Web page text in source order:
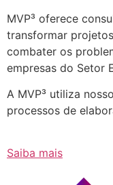
MVP³ oferece
transformar
combater os
empresas do Setor
A MVP³ utiliza
processos de
Saiba mais